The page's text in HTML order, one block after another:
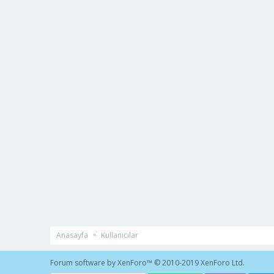
Anasayfa Kullanıcılar
Forum software by XenForo™ © 2010-2019 XenForo Ltd.